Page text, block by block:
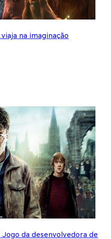
na imaginação
da desenvolvedora de